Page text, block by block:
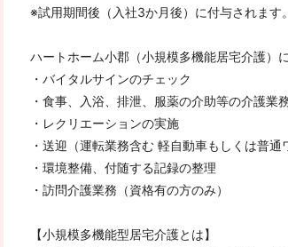
※試用期間後（入社3か月後）に付与されます。
ハートホーム小郡（小規模多機能居宅介護）
・バイタルサインのチェック
・食事、入浴、排泄、服薬の介助等の介護業
・レクリエーションの実施
・送迎（運転業務含む 軽自動車もしくは普通
・環境整備、付随する記録の整理
・訪問介護業務（資格有の方のみ）
【小規模多機能型居宅介護とは】